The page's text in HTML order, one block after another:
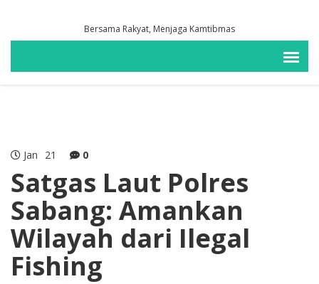
Bersama Rakyat, Menjaga Kamtibmas
Jan 21 0
Satgas Laut Polres
Sabang: Amankan
Wilayah dari Ilegal
Fishing